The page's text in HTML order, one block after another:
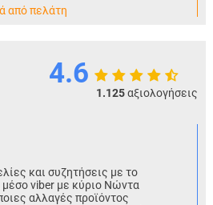
από πελάτη
4.6
1.125αξιολογήσεις
και συζητήσεις με το
viber με κύριο Νώντα
αλλαγές προϊόντος